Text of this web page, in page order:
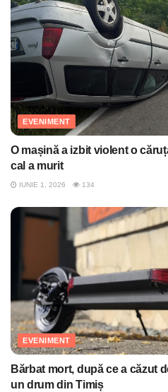
EVENIMENT
O mașină a izbit violent o
cal a murit
IUNIE 1, 2026 134
EVENIMENT
Bărbat mort, după ce a căzut
un drum din Timiș